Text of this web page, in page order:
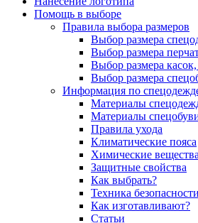
Помощь в выборе
Правила выбора размеров
Выбор размера
Выбор размера
Выбор размера
Выбор размера
Информация по
Материалы
Материалы
Правила ухода
Климатические пояса
Химические вещества
Защитные свойства
Как выбрать?
Техника безопасности
Как изготавливают?
Статьи